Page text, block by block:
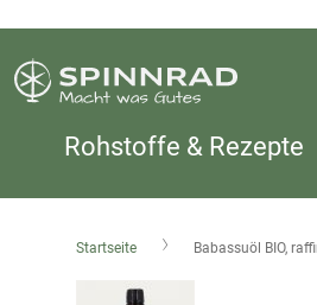
Rohstoffe & Rezepte
Startseite Babassuöl BIO,